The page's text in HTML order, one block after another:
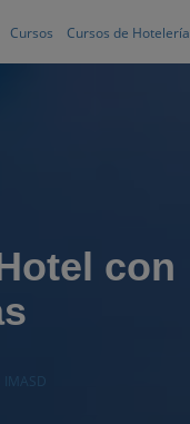
Cursos Cursos de Hotelería
con
IMASD